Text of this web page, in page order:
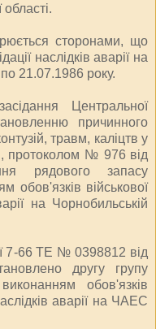
сторонами, що
наслідків аварії на
21.07.1986 року.
Центральної
причинного
травм, каліцтв у
протоколом № 976 від
рядового запасу
обов'язків військової
на Чорнобильській
7-66 ТЕ № 0398812 від
другу групу
обов'язків
аварії на ЧАЕС